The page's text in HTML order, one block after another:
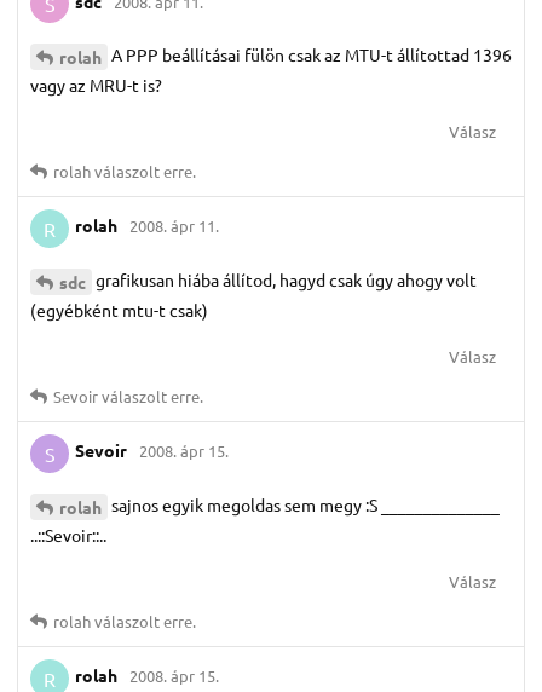
rolah A PPP beállításai fülön csak az MTU-t állítottad 1396
vagy az MRU-t is?
Válasz
rolahválaszolt erre.
R rolah 2008. ápr 11.
sdc grafikusan hiába állítod, hagyd csak úgy ahogy volt
(egyébként mtu-t csak)
Válasz
Sevoirválaszolt erre.
S Sevoir 2008. ápr 15.
rolah sajnos egyik megoldas sem megy :S ______________
..::Sevoir::..
Válasz
rolahválaszolt erre.
R rolah 2008. ápr 15.